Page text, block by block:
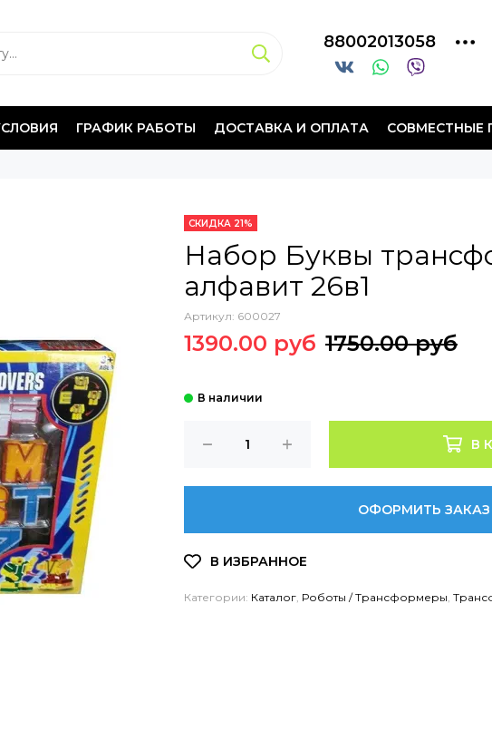
88002013058
ГРАФИК РАБОТЫ ДОСТАВКА И ОПЛАТА СОВМЕСТНЫЕ
СКИДКА 21%
Набор Буквы
алфавит 26в1
Артикул: 600027
1390.00 руб 1750.00 руб
В
ОФОРМИТЬ ЗАКАЗ
Категории: Каталог Роботы / Трансформеры